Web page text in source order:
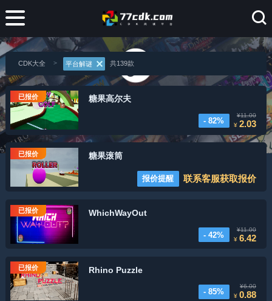
CDK大全 平台解谜 共139款
已报价 糖果高尔夫
- 82%
¥11.00
¥2.03
已报价 糖果滚筒
报价提醒 联系客服获取报价
已报价 WhichWayOut
- 42%
¥11.00
¥6.42
已报价 Rhino Puzzle
- 85%
¥6.00
¥0.88